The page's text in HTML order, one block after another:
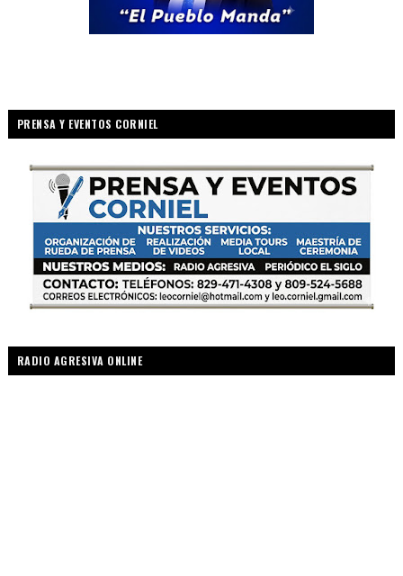
PRENSA Y EVENTOS CORNIEL
RADIO AGRESIVA ONLINE